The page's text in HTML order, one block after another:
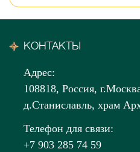
КОНТАКТЫ
Адрес:
108818, Россия,
д.Станиславль, храм
Телефон для связи:
+7 903 285 74 59